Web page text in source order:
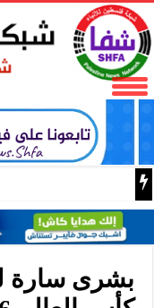
البر الرئيسي ينتقد
بشرى سارة